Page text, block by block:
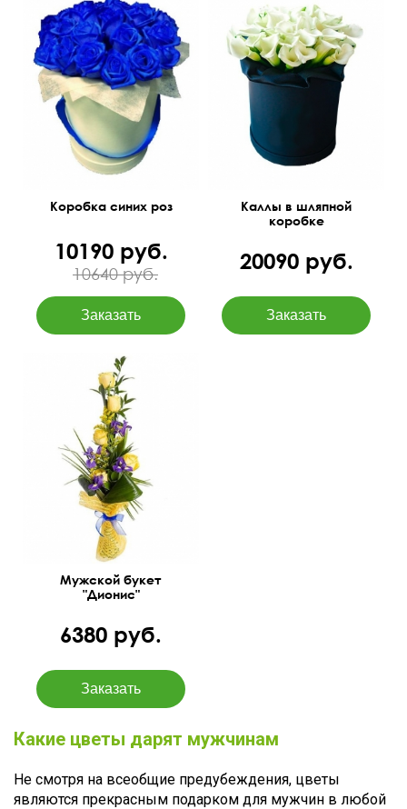
Бутоны окрашены
35 см
30 см
Коробка синих роз
10190 руб.
10640 руб.
30 см 25 см
Каллы в шляпной
коробке
20090 руб.
Оригинальный цветочный
подарок для
представителя сильной
половины человечества.
Мужской букет
"Дионис"
6380 руб.
Какие цветы дарят мужчинам
Не смотря на всеобщие предубеждения, цветы
являются прекрасным подарком для мужчин в любой